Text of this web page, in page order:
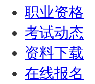
职业资格
考试动态
资料下载
在线报名